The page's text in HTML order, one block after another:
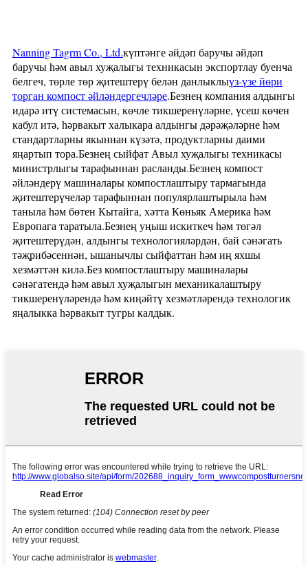
Nanning Tagrm Co., Ltd.күптәнге әйдәп баручы әйдәп
баручы һәм авыл хуҗалыгы техникасын экспортлау буенча
белгеч, төрле төр җитештерү белән данлыклыүз-үзе йөри
торган компост әйләндергечләре.Безнең компания алдынгы
идарә итү системасын, көчле тикшеренүләрне, үсеш көчен
кабул итә, һәрвакыт халыкара алдынгы дәрәҗәләрне һәм
стандартларны якыннан күзәтә, продуктларны даими
яңартып тора.Безнең сыйфат Авыл хуҗалыгы техникасы
министрлыгы тарафыннан расланды.Безнең компост
әйләндерү машиналары компостлаштыру тармагында
җитештерүчеләр тарафыннан популярлаштырыла һәм
таныла һәм бөтен Кытайга, хәтта Көньяк Америка һәм
Европага таратыла.Безнең уңыш искиткеч һәм төгәл
җитештерүдән, алдынгы технологияләрдән, бай сәнәгать
тәҗрибәсеннән, ышанычлы сыйфаттан һәм иң яхшы
хезмәттән килә.Без компостлаштыру машиналары
сәнәгатендә һәм авыл хуҗалыгын механикалаштыру
тикшеренүләрендә һәм киңәйтү хезмәтләрендә технологик
яңалыкка һәрвакыт тугры калдык.